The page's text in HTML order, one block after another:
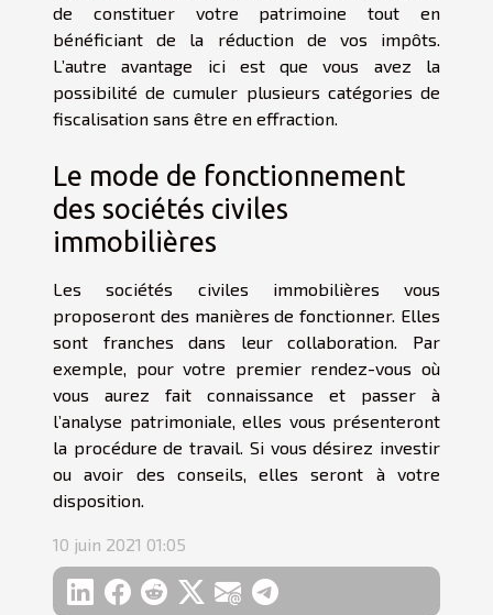
de constituer votre patrimoine tout en
bénéficiant de la réduction de vos impôts.
L’autre avantage ici est que vous avez la
possibilité de cumuler plusieurs catégories de
fiscalisation sans être en effraction.
Le mode de fonctionnement
des sociétés civiles
immobilières
Les sociétés civiles immobilières vous
proposeront des manières de fonctionner. Elles
sont franches dans leur collaboration. Par
exemple, pour votre premier rendez-vous où
vous aurez fait connaissance et passer à
l’analyse patrimoniale, elles vous présenteront
la procédure de travail. Si vous désirez investir
ou avoir des conseils, elles seront à votre
disposition.
10 juin 2021 01:05